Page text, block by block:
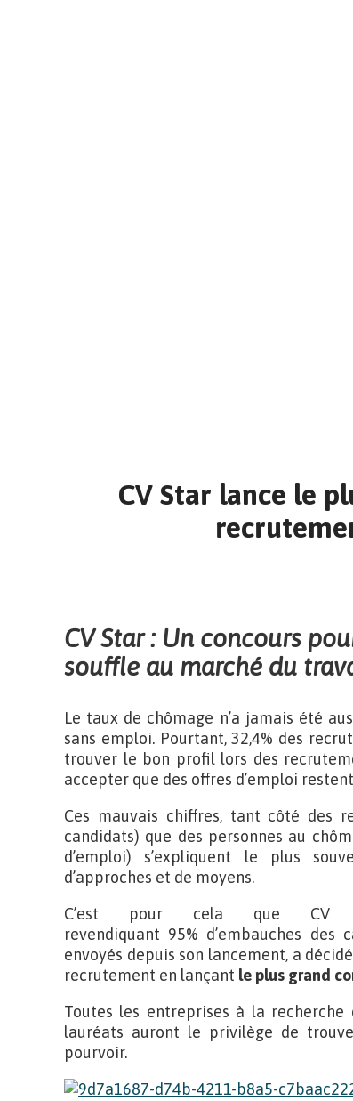
CV Star lance le
CV Star : Un concours
souffle au marché du
Le taux de chômage n’a jamais été
sans emploi. Pourtant, 32,4% des
trouver le bon profil lors des
accepter que des offres d’emploi
Ces mauvais chiffres, tant côté des
candidats) que des personnes au
d’emploi) s’expliquent le plus
d’approches et de moyens.
C’est pour cela que CV
revendiquant 95% d’embauches
envoyés depuis son lancement, a
recrutement en lançant le plus grand
Toutes les entreprises à la
lauréats auront le privilège de
pourvoir.